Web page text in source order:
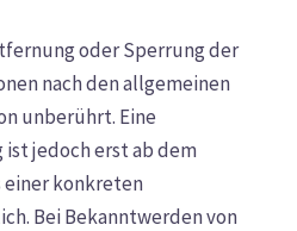
oder Sperrung der
nach den allgemeinen
unberührt. Eine
jedoch erst ab dem
konkreten
Bei Bekanntwerden von